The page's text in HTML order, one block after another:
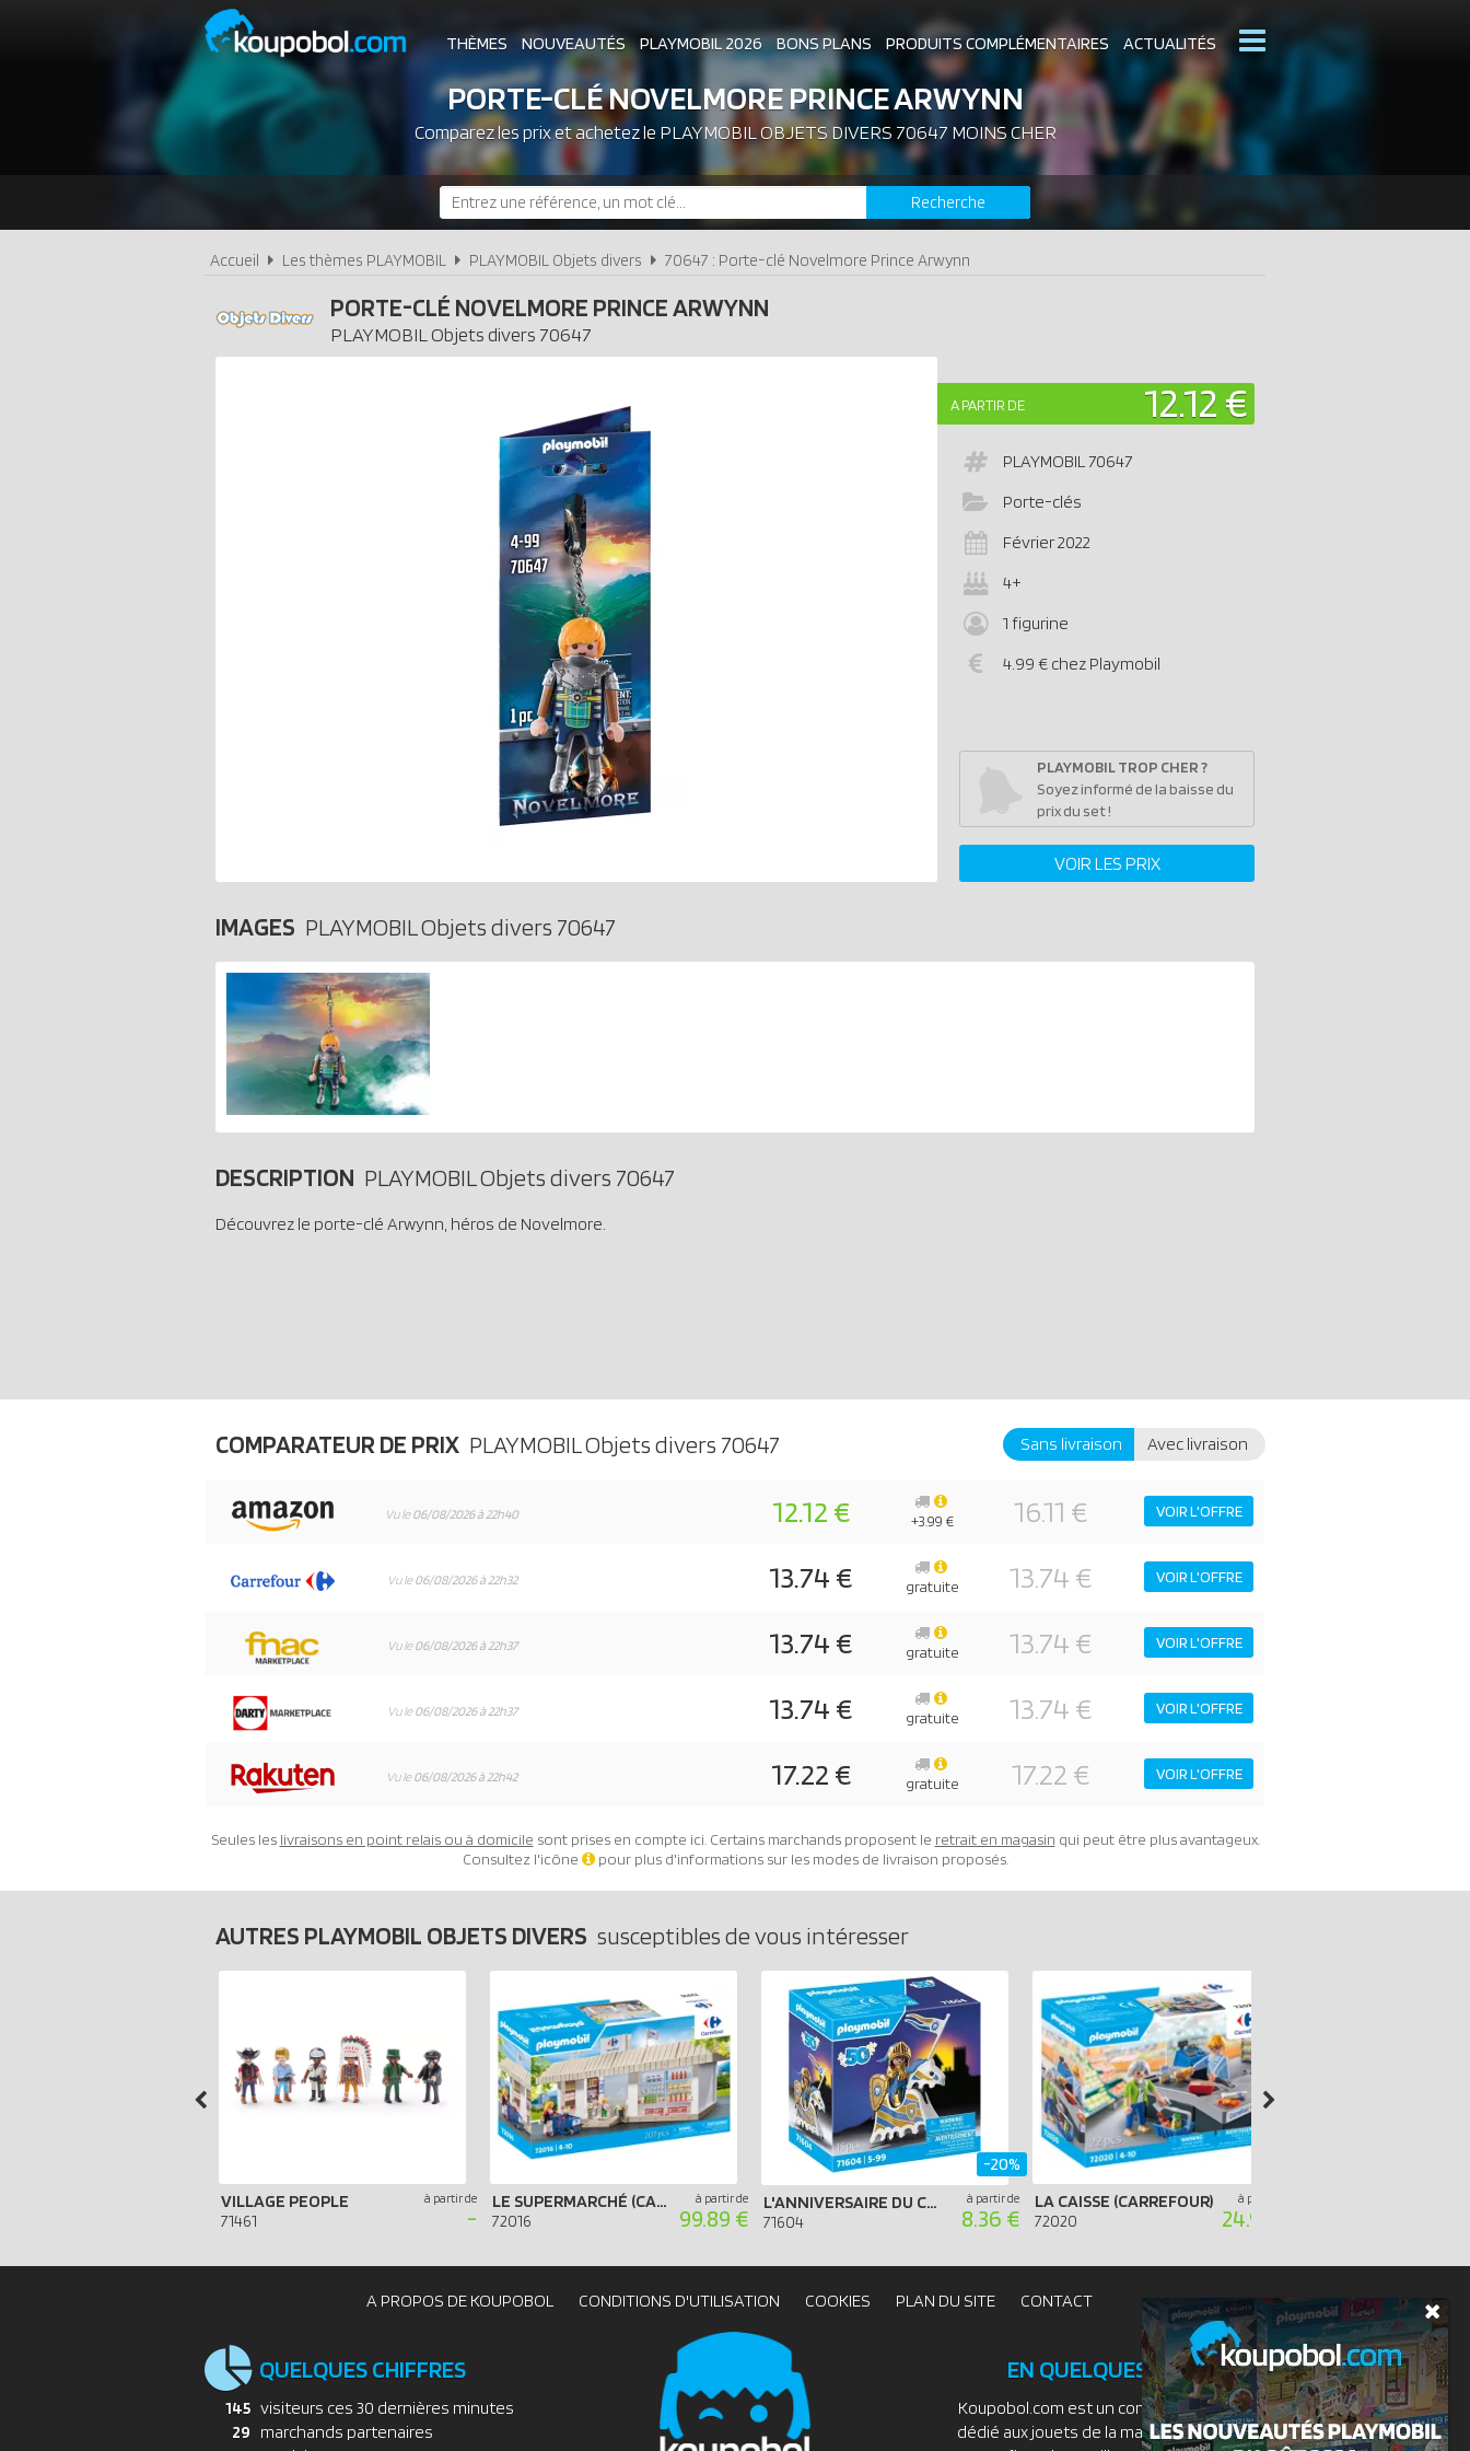
THÈMES NOUVEAUTÉS PLAYMOBIL 2026 BONS PLANS PRODUITS COMPLÉMENTAIRES ACTUALITÉS
ASSOCIATIONS DE FANS EXPOSITIONS PLAYMOBIL CATALOGUES PLAYMOBIL
LES PLAYMOBIL LES PLUS CHERS DERNIERS PLAYMOBIL AJOUTÉS
PORTE-CLÉ NOVELMORE PRINCE ARWYNN
Comparez les prix et achetez le PLAYMOBIL OBJETS DIVERS 70647 MOINS CHER
Recherche
Accueil Les thèmes PLAYMOBIL PLAYMOBIL Objets divers 70647 : Porte-clé Novelmore Prince Arwynn
PORTE-CLÉ NOVELMORE PRINCE ARWYNN
PLAYMOBIL Objets divers 70647
A PARTIR DE 12.12 €
PLAYMOBIL70647
Porte-clés
Février 2022
4+
1 figurine
4.99 € chez Playmobil
PLAYMOBIL TROP CHER ?
Soyez informé de la baisse du
prix du set !
VOIR LES PRIX
IMAGES PLAYMOBIL Objets divers 70647
DESCRIPTION PLAYMOBIL Objets divers 70647
Découvrez le porte-clé Arwynn, héros de Novelmore.
COMPARATEUR DE PRIX PLAYMOBIL Objets divers 70647 Sans livraison Avec livraison
Vu le06/08/2026 à 22h40 12.12 € 16.11 € VOIR L'OFFRE
+3.99 €
Vu le06/08/2026 à 22h32 13.74 € 13.74 € VOIR L'OFFRE
gratuite
Vu le06/08/2026 à 22h37 13.74 € 13.74 € VOIR L'OFFRE
gratuite
Vu le06/08/2026 à 22h37 13.74 € 13.74 € VOIR L'OFFRE
gratuite
Vu le06/08/2026 à 22h42 17.22 € 17.22 € VOIR L'OFFRE
gratuite
Seules les livraisons en point relais ou à domicile sont prises en compte ici. Certains marchands proposent le retrait en magasin qui peut être plus avantageux.
Consultez l'icône
pour plus d'informations sur les modes de livraison proposés.
AUTRES PLAYMOBIL OBJETS DIVERS susceptibles de vous intéresser
VILLAGE PEOPLE
71461
à partir de
-
LE SUPERMARCHÉ (CARREFOUR)
72016
à partir de
99.89 €
L'ANNIVERSAIRE DU CHEVALIER (SPÉCIAL 50 ANS)
71604
à partir de
8.36 €
-20%
LA CAISSE (CARREFOUR)
72020
à partir de
24.99 €
A PROPOS DE KOUPOBOL CONDITIONS D'UTILISATION COOKIES PLAN DU SITE CONTACT
EN QUELQUES MOTS
Koupobol.com est un comparateur de prix
dédié aux jouets de la marque PLAYMOBIL.
QUELQUES CHIFFRES
145 visiteurs ces 30 dernières minutes
29 marchands partenaires